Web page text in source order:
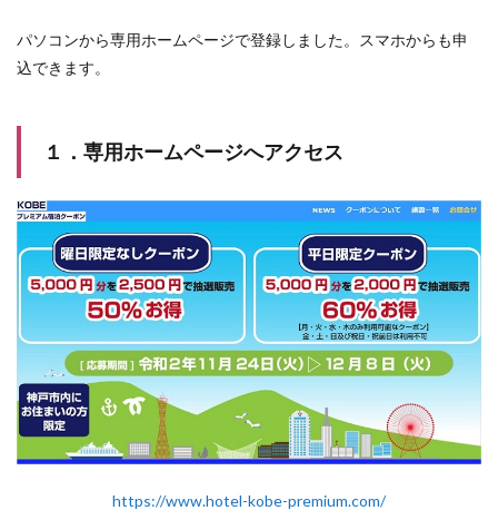
パソコンから専用ホームページで登録しました。スマホからも申
込できます。
１．専用ホームページへアクセス
https://www.hotel-kobe-premium.com/